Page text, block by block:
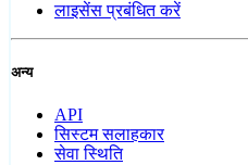
लाइसेंस प्रबंधित करें
अन्य
API
सिस्टम सलाहकार
सेवा स्थिति